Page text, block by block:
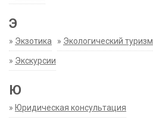
Э
» Экзотика » Экологический туризм
» Экскурсии
Ю
» Юридическая консультация